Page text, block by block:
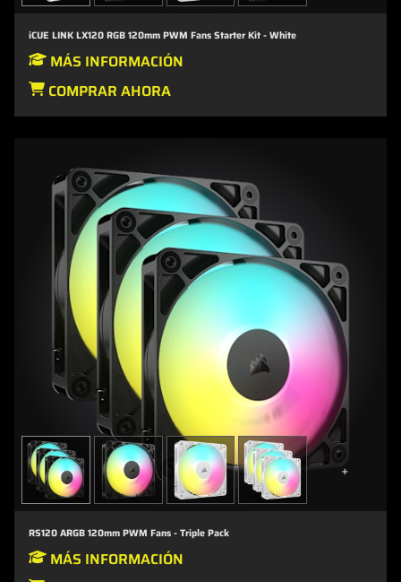
iCUE LINK LX120 RGB 120mm PWM Fans Starter Kit - White
MÁS INFORMACIÓN
COMPRAR AHORA
+
RS120 ARGB 120mm PWM Fans - Triple Pack
MÁS INFORMACIÓN